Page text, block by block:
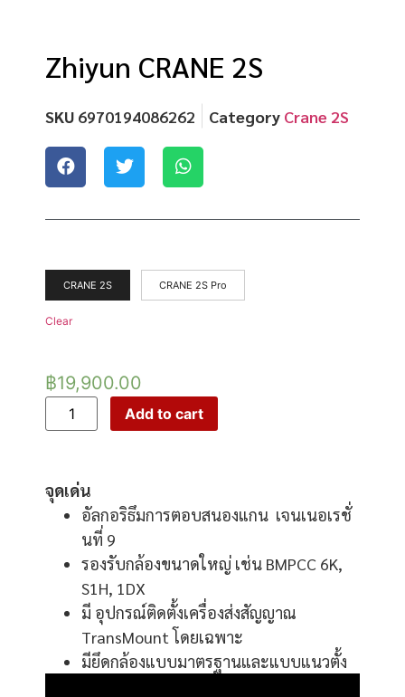
Zhiyun CRANE 2S
SKU 6970194086262 Category Crane 2S
CRANE 2S CRANE 2S Pro
Clear
฿19,900.00
Add to cart
จุดเด่น
อัลกอริธึมการตอบสนองแกน เจนเนอเรชั่
นที่ 9
รองรับกล้องขนาดใหญ่ เช่น BMPCC 6K,
S1H, 1DX
มี อุปกรณ์ติดตั้งเครื่องส่งสัญญาณ
TransMount โดยเฉพาะ
มียึดกล้องแบบมาตรฐานและแบบแนวตั้ง